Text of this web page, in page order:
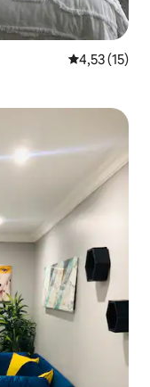
Évaluation
4,53 (15)